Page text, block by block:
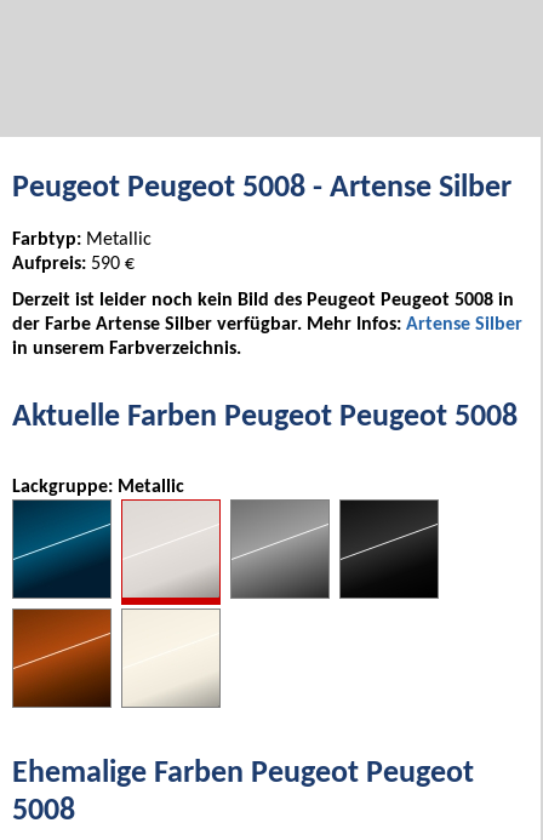
Peugeot Peugeot 5008 - Artense Silber
Farbtyp: Metallic
Aufpreis: 590 €
Derzeit ist leider noch kein Bild des Peugeot Peugeot 5008 in
der Farbe Artense Silber verfügbar. Mehr Infos: Artense Silber
in unserem Farbverzeichnis.
Aktuelle Farben Peugeot Peugeot 5008
Lackgruppe: Metallic
Ehemalige Farben Peugeot Peugeot
5008